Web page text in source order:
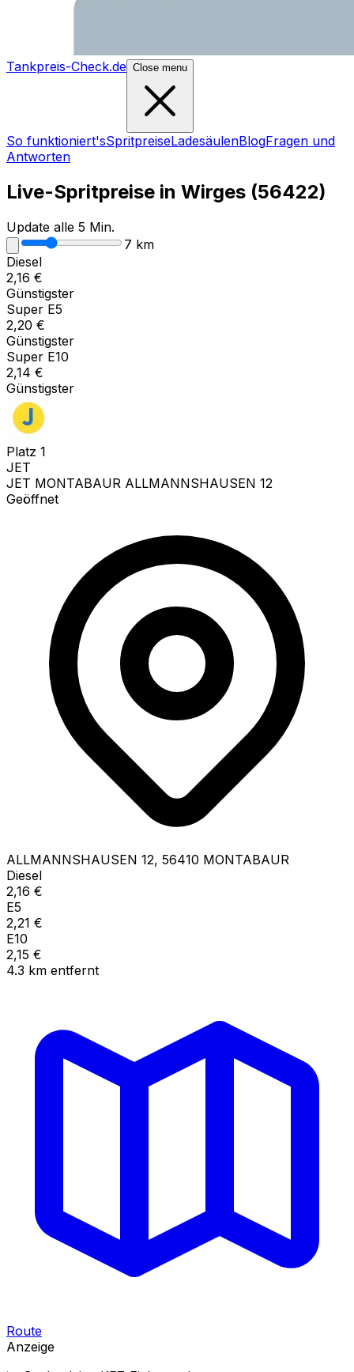
Tankpreis-Check.de Close menu
So funktioniert'sSpritpreiseLadesäulenBlogFragen und
Antworten
Live-Spritpreise in Wirges (56422)
Update alle 5 Min.
7 km
Diesel
2,16 €
Günstigster
Super E5
2,20 €
Günstigster
Super E10
2,14 €
Günstigster
Platz 1
JET
JET MONTABAUR ALLMANNSHAUSEN 12
Geöffnet
ALLMANNSHAUSEN 12, 56410 MONTABAUR
Diesel
2,16 €
E5
2,21 €
E10
2,15 €
4.3 km entfernt
Route
Anzeige